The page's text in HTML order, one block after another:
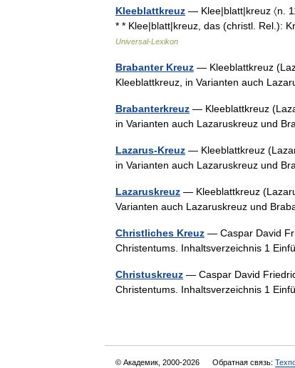
Kleeblattkreuz — Klee|blatt|kreuz 〈n.
* * Klee|blatt|kreuz, das (christl. Rel.):
Universal-Lexikon
Brabanter Kreuz — Kleeblattkreuz
Kleeblattkreuz, in Varianten auch
Brabanterkreuz — Kleeblattkreuz
in Varianten auch Lazaruskreuz und
Lazarus-Kreuz — Kleeblattkreuz
in Varianten auch Lazaruskreuz und
Lazaruskreuz — Kleeblattkreuz
Varianten auch Lazaruskreuz und
Christliches Kreuz — Caspar David
Christentums. Inhaltsverzeichnis 1
Christuskreuz — Caspar David
Christentums. Inhaltsverzeichnis 1
© Академик, 2000-2026 Обратная связь: